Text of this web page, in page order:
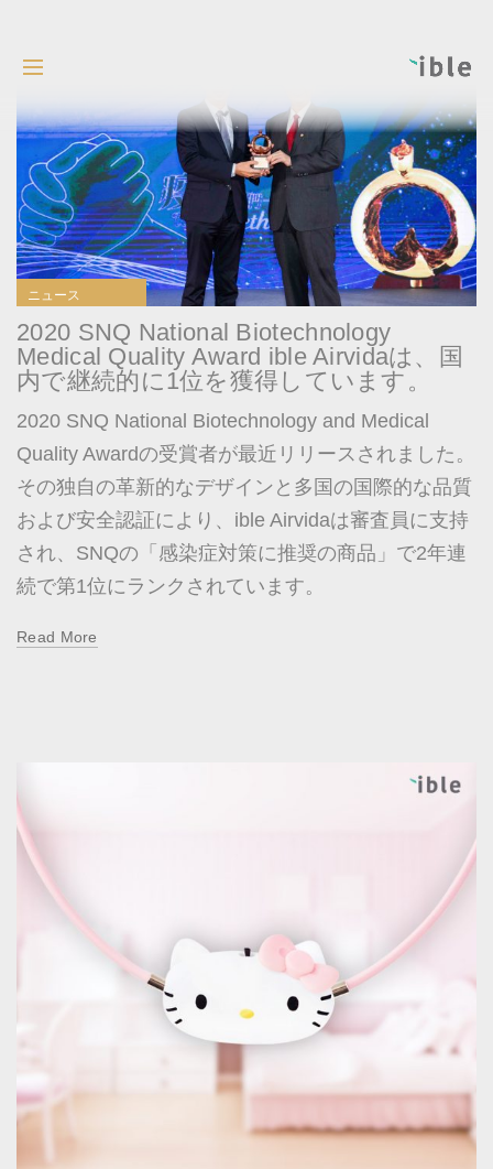
ニュース
2020 SNQ National Biotechnology
Medical Quality Award ible Airvidaは、国
内で継続的に1位を獲得しています。
2020 SNQ National Biotechnology and Medical
Quality Awardの受賞者が最近リリースされました。
その独自の革新的なデザインと多国の国際的な品質
および安全認証により、ible Airvidaは審査員に支持
され、SNQの「感染症対策に推奨の商品」で2年連
続で第1位にランクされています。
Read More